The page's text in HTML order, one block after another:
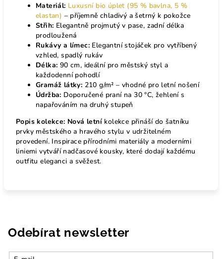
Materiál: Luxusní bio úplet (95 % bavlna, 5 %
elastan) – příjemně chladivý a šetrný k pokožce
Střih: Elegantně projmutý v pase, zadní délka
prodloužená
Rukávy a límec: Elegantní stojáček pro vytříbený
vzhled, spadlý rukáv
Délka: 90 cm, ideální pro městský styl a
každodenní pohodlí
Gramáž látky: 210 g/m² – vhodné pro letní nošení
Údržba: Doporučené praní na 30 °C, žehlení s
napařováním na druhý stupeň
Popis kolekce: Nová letní kolekce přináší do šatníku
prvky městského a hravého stylu v udržitelném
provedení. Inspirace přírodními materiály a moderními
liniemi vytváří nadčasové kousky, které dodají každému
outfitu eleganci a svěžest.
Odebírat newsletter